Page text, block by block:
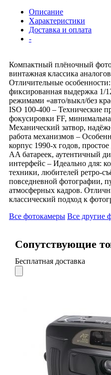
Описание
Характеристики
Доставка и оплата
-
Компактный плёночный
винтажная классика
Отличительные
фиксированная выдержка 1/
режимами «авто/выкл/без
ISO 100-400 – Технические
фокусировки FF,
Механический затвор,
работа механизмов –
корпус 1990-х годов,
AA батареек, аутентичный
интерфейс – Идеально для:
техники, любителей ретро-
повседневной фотографии,
атмосферных кадров.
классический подход к
Все фотокамеры Все другие
Сопутствующие
Бесплатная доставка